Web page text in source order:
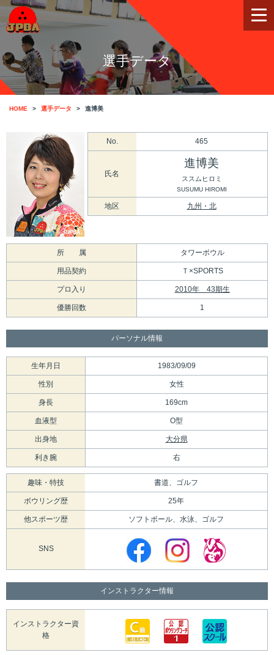
選手データ
HOME 選手データ 進博美
No. 465
氏名
進博美
ススムヒロミ
SUSUMU HIROMI
地区 九州・北
所 属 タワーボウル
用品契約 Ｔ×SPORTS
プロ入り 2010年 43期生
優勝回数 1
パーソナル情報
生年月日 1983/09/09
性別 女性
身長 169cm
血液型 O型
出身地 大分県
利き腕 右
趣味・特技 書道、ゴルフ
ボウリング歴 25年
他スポーツ歴 ソフトボール、水泳、ゴルフ
SNS
インストラクター情報
インストラクター資
格